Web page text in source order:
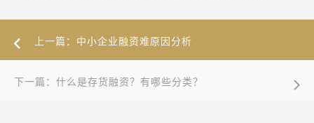
上一篇：中小企业融资难原因分析
下一篇：什么是存货融资？有哪些分类？